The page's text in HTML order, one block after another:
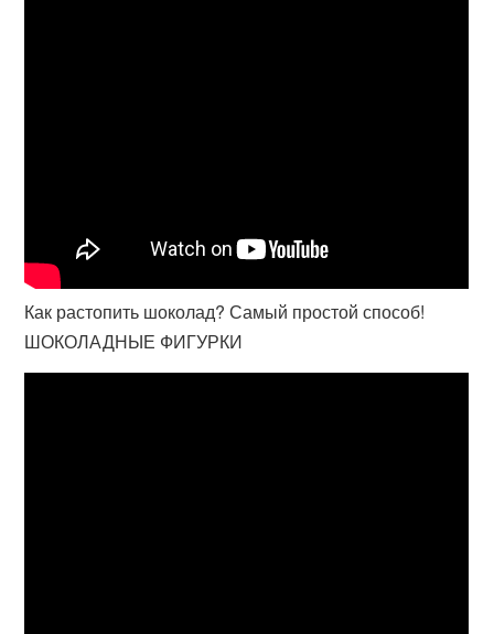
Как растопить шоколад? Самый простой способ!
ШОКОЛАДНЫЕ ФИГУРКИ